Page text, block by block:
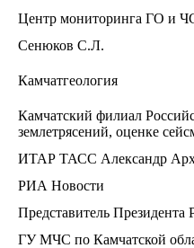
Центр мониторинга ГО и
Сенюков С.Л.
Камчатгеология
Камчатский филиал
землетрясений, оценке
ИТАР ТАСС Александр
РИА Новости
Представитель
ГУ МЧС по Камчатской